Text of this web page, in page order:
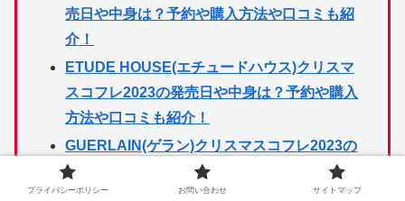
売日や中身は？予約や購入方法や口コミも紹
介！
ETUDE HOUSE(エチュードハウス)クリスマ
スコフレ2023の発売日や中身は？予約や購入
方法や口コミも紹介！
GUERLAIN(ゲラン)クリスマスコフレ2023の
発売日や中身は？予約や購入方法や口コミも
紹介！
プライバシーポリシー お問い合わせ サイトマップ